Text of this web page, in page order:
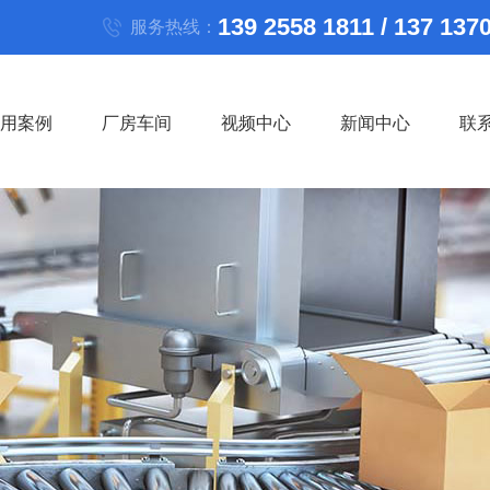
服务热线： 139 2558 1811 / 137
案例 厂房车间 视频中心 新闻中心 联